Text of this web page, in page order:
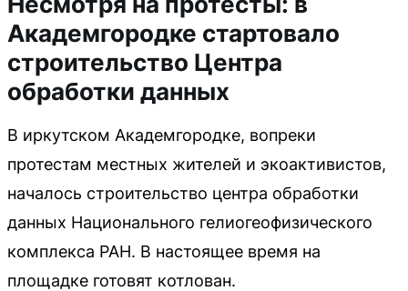
Академгородке стартовало
строительство Центра
обработки данных
В иркутском Академгородке, вопреки
протестам местных жителей и экоактивистов,
началось строительство центра обработки
данных Национального гелиогеофизического
комплекса РАН. В настоящее время на
площадке готовят котлован.